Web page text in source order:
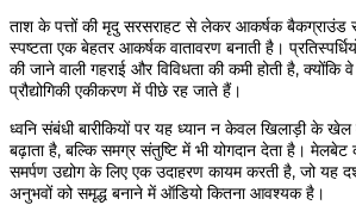
ताश के पत्तों की मृदु सरसराहट से लेकर आकर्षक बैकग्राउंड
स्पष्टता एक बेहतर आकर्षक वातावरण बनाती है।
की जाने वाली गहराई और विविधता की कमी होती है, क्योंकि
प्रौद्योगिकी एकीकरण में पीछे रह जाते हैं।
ध्वनि संबंधी बारीकियों पर यह ध्यान न केवल खिलाड़ी के
बढ़ाता है, बल्कि समग्र संतुष्टि में भी योगदान देता है। मेलबेट
समर्पण उद्योग के लिए एक उदाहरण कायम करती है, जो यह
अनुभवों को समृद्ध बनाने में ऑडियो कितना आवश्यक है।